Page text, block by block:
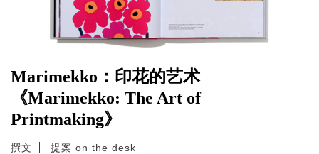
Marimekko：印花的艺术
《Marimekko: The Art of
Printmaking》
撰文 提案 on the desk